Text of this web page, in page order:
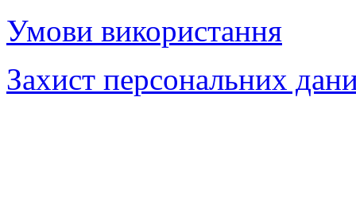
Умови використання
Захист персональних